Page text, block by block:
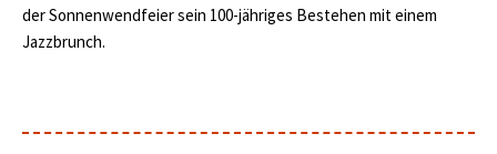
der Sonnenwendfeier sein 100-jähriges Bestehen mit einem
Jazzbrunch.